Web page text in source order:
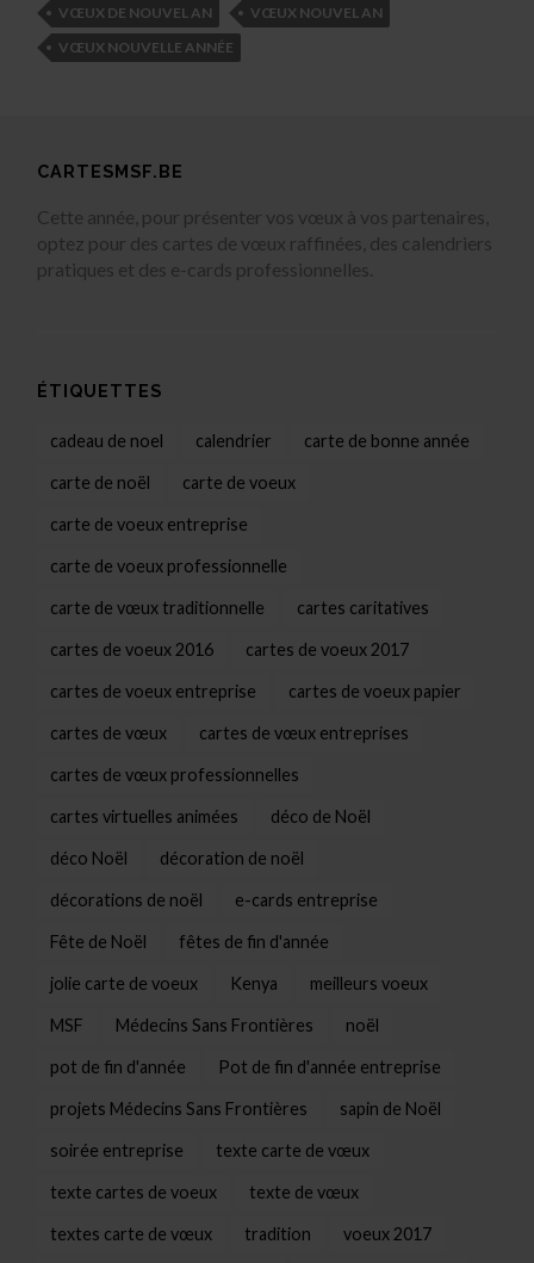
VŒUX DE NOUVEL AN
VŒUX NOUVEL AN
VŒUX NOUVELLE ANNÉE
CARTESMSF.BE
Cette année, pour présenter vos vœux à vos partenaires,
optez pour des cartes de vœux raffinées, des calendriers
pratiques et des e-cards professionnelles.
ÉTIQUETTES
cadeau de noel calendrier carte de bonne année
carte de noël carte de voeux
carte de voeux entreprise
carte de voeux professionnelle
carte de vœux traditionnelle cartes caritatives
cartes de voeux 2016 cartes de voeux 2017
cartes de voeux entreprise cartes de voeux papier
cartes de vœux cartes de vœux entreprises
cartes de vœux professionnelles
cartes virtuelles animées déco de Noël
déco Noël décoration de noël
décorations de noël e-cards entreprise
Fête de Noël fêtes de fin d'année
jolie carte de voeux Kenya meilleurs voeux
MSF Médecins Sans Frontières noël
pot de fin d'année Pot de fin d'année entreprise
projets Médecins Sans Frontières sapin de Noël
soirée entreprise texte carte de vœux
texte cartes de voeux texte de vœux
textes carte de vœux tradition voeux 2017